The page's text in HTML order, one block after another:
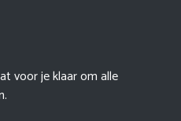
voor je klaar om alle